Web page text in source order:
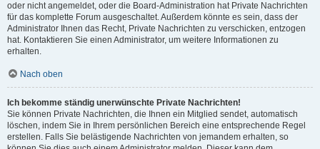
oder nicht angemeldet, oder die Board-Administration hat Private Nachrichten
für das komplette Forum ausgeschaltet. Außerdem könnte es sein, dass der
Administrator Ihnen das Recht, Private Nachrichten zu verschicken, entzogen
hat. Kontaktieren Sie einen Administrator, um weitere Informationen zu
erhalten.
Nach oben
Ich bekomme ständig unerwünschte Private Nachrichten!
Sie können Private Nachrichten, die Ihnen ein Mitglied sendet, automatisch
löschen, indem Sie in Ihrem persönlichen Bereich eine entsprechende Regel
erstellen. Falls Sie belästigende Nachrichten von jemandem erhalten, so